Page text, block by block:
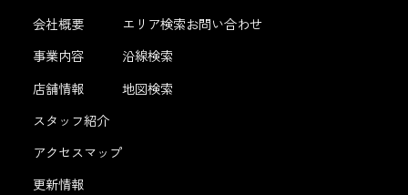
会社概要
事業内容
店舗情報
スタッフ紹介
アクセスマップ
更新情報
エリア検索
沿線検索
地図検索
お問い合わせ